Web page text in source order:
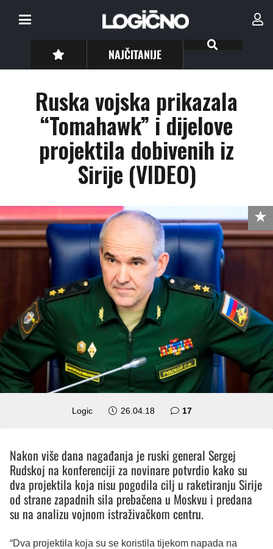
NAJČITANIJE
Ruska vojska prikazala
“Tomahawk” i dijelove
projektila dobivenih iz
Sirije (VIDEO)
Logic 26.04.18 17komentara
Nakon više dana nagađanja je ruski general Sergej
Rudskoj na konferenciji za novinare potvrdio kako su
dva projektila koja nisu pogodila cilj u raketiranju Sirije
od strane zapadnih sila prebačena u Moskvu i predana
su na analizu vojnom istraživačkom centru.
“Dva projektila koja su se koristila tijekom napada na